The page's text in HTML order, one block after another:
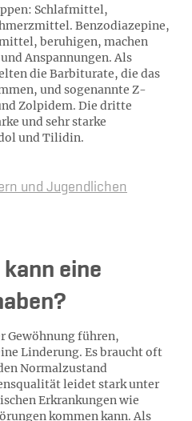
Schlafmittel,
Benzodiazepine,
beruhigen, machen
Anspannungen. Als
die Barbiturate, die das
und sogenannte Z-
Zolpidem. Die dritte
und sehr starke
und Tilidin.
und Jugendlichen
eine
Gewöhnung führen,
Linderung. Es braucht oft
Normalzustand
leidet stark unter
Erkrankungen wie
kommen kann. Als